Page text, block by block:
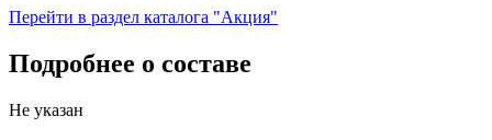
Перейти в раздел каталога "Акция"
Подробнее о составе
Не указан